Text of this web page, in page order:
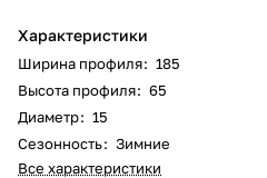
Характеристики
Ширина профиля: 185
Высота профиля: 65
Диаметр: 15
Сезонность: Зимние
Все характеристики